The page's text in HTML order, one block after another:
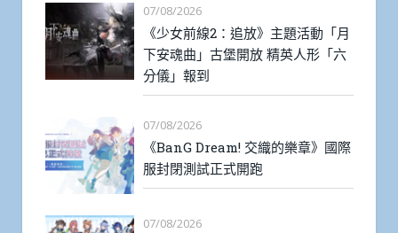
07/08/2026
《少女前線2：追放》主題活動「月
下安魂曲」古堡開放 精英人形「六
分儀」報到
07/08/2026
《BanG Dream! 交織的樂章》國際
服封閉測試正式開跑
07/08/2026